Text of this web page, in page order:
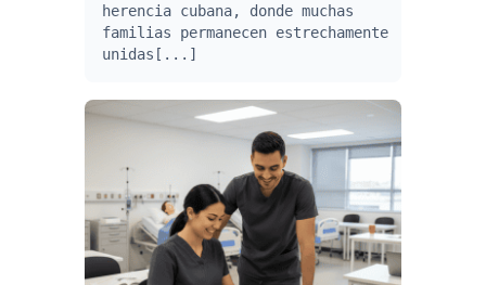
herencia cubana, donde muchas
familias permanecen estrechamente
unidas[...]